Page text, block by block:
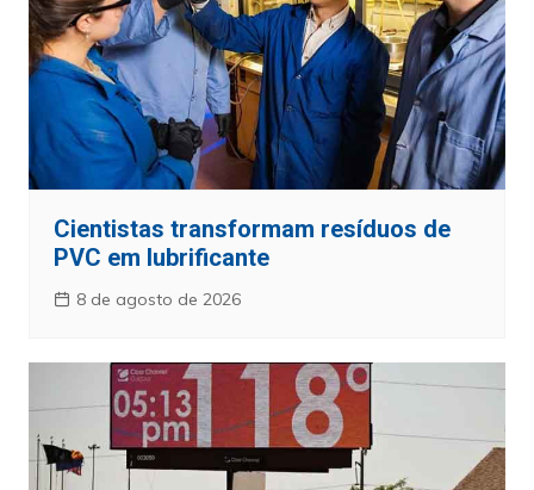
Cientistas transformam resíduos de
PVC em lubrificante
8 de agosto de 2026